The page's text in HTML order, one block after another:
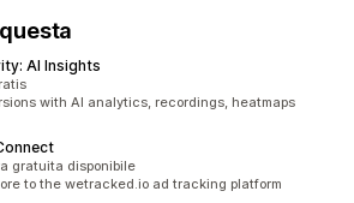
AI Insights
with AI analytics, recordings, heatmaps
gratuita disponibile
to the wetracked.io ad tracking platform